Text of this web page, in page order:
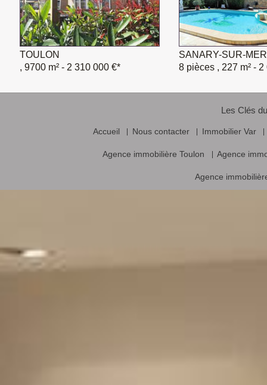
TOULON
, 9700 m² - 2 310 000 €*
SANARY-SUR-MER
8 pièces , 227 m² - 2
Les Clés
Accueil Nous contacter Immobilier Var
Agence immobilière Toulon Agence
Agence